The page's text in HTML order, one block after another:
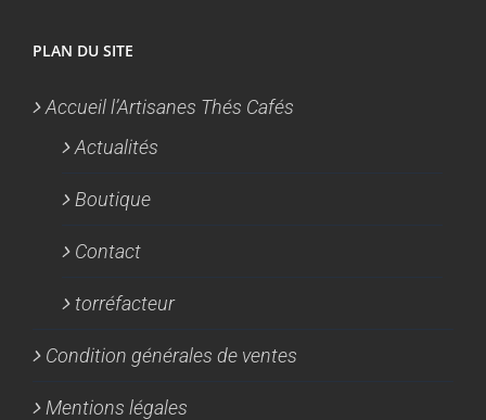
PLAN DU SITE
Accueil l’Artisanes Thés Cafés
Actualités
Boutique
Contact
torréfacteur
Condition générales de ventes
Mentions légales